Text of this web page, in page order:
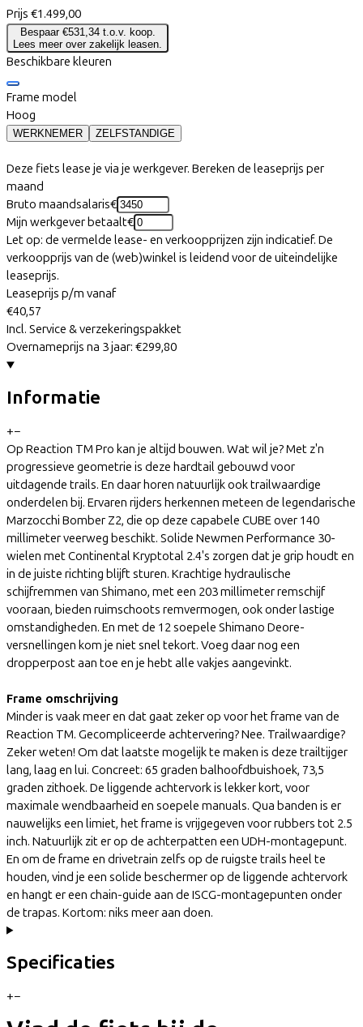
Prijs €1.499,00
Bespaar €531,34 t.o.v. koop.
Lees meer over zakelijk leasen.
Beschikbare kleuren
Frame model
Hoog
WERKNEMER ZELFSTANDIGE
Deze fiets lease je via je werkgever. Bereken de leaseprijs per
maand
Bruto maandsalaris€
Mijn werkgever betaalt€
Let op: de vermelde lease- en verkoopprijzen zijn indicatief. De
verkoopprijs van de (web)winkel is leidend voor de uiteindelijke
leaseprijs.
Leaseprijs p/m vanaf
€40,57
Incl. Service & verzekeringspakket
Overnameprijs na 3 jaar: €299,80
Informatie
+−
Op Reaction TM Pro kan je altijd bouwen. Wat wil je? Met z'n
progressieve geometrie is deze hardtail gebouwd voor
uitdagende trails. En daar horen natuurlijk ook trailwaardige
onderdelen bij. Ervaren rijders herkennen meteen de legendarische
Marzocchi Bomber Z2, die op deze capabele CUBE over 140
millimeter veerweg beschikt. Solide Newmen Performance 30-
wielen met Continental Kryptotal 2.4's zorgen dat je grip houdt en
in de juiste richting blijft sturen. Krachtige hydraulische
schijfremmen van Shimano, met een 203 millimeter remschijf
vooraan, bieden ruimschoots remvermogen, ook onder lastige
omstandigheden. En met de 12 soepele Shimano Deore-
versnellingen kom je niet snel tekort. Voeg daar nog een
dropperpost aan toe en je hebt alle vakjes aangevinkt.
Frame omschrijving
Minder is vaak meer en dat gaat zeker op voor het frame van de
Reaction TM. Gecompliceerde achtervering? Nee. Trailwaardige?
Zeker weten! Om dat laatste mogelijk te maken is deze trailtijger
lang, laag en lui. Concreet: 65 graden balhoofdbuishoek, 73,5
graden zithoek. De liggende achtervork is lekker kort, voor
maximale wendbaarheid en soepele manuals. Qua banden is er
nauwelijks een limiet, het frame is vrijgegeven voor rubbers tot 2.5
inch. Natuurlijk zit er op de achterpatten een UDH-montagepunt.
En om de frame en drivetrain zelfs op de ruigste trails heel te
houden, vind je een solide beschermer op de liggende achtervork
en hangt er een chain-guide aan de ISCG-montagepunten onder
de trapas. Kortom: niks meer aan doen.
Specificaties
+−